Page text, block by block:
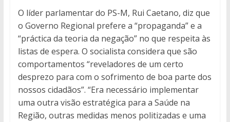
O líder parlamentar do PS-M, Rui Caetano, diz que
o Governo Regional prefere a “propaganda” e a
“práctica da teoria da negação” no que respeita às
listas de espera. O socialista considera que são
comportamentos “reveladores de um certo
desprezo para com o sofrimento de boa parte dos
nossos cidadãos”. “Era necessário implementar
uma outra visão estratégica para a Saúde na
Região, outras medidas menos politizadas e uma